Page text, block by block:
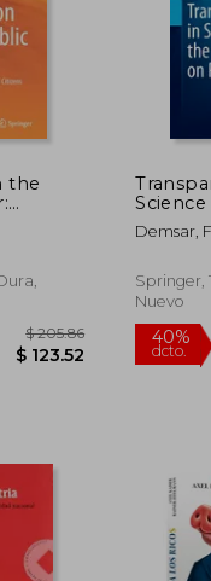
the
$ 205.86
$ 123.52
Effects
Policy
Demsar,
Springer,
Nuevo